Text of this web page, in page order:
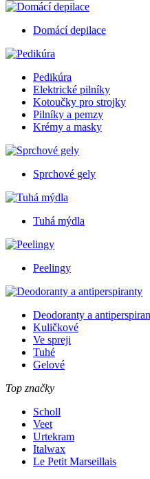
Domácí depilace
Pedikúra
Elektrické pilníky
Kotoučky pro strojky
Pilníky a pemzy
Krémy a masky
Sprchové gely
Tuhá mýdla
Peelingy
Deodoranty a
Kuličkové
Ve spreji
Tuhé
Gelové
Top značky
Scholl
Veet
Urtekram
Italwax
Le Petit Marseillais